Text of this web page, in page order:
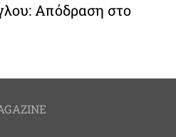
Απόδραση στο